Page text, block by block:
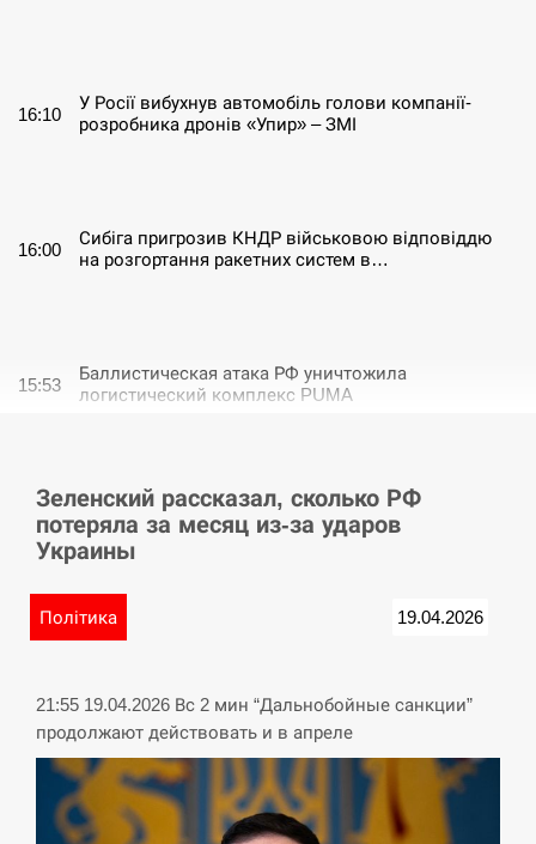
16:10
У Росії вибухнув автомобіль голови компанії-
розробника дронів «Упир» – ЗМІ
16:00
Сибіга пригрозив КНДР військовою відповіддю
на розгортання ракетних систем в…
15:53
Баллистическая атака РФ уничтожила
логистический комплекс PUMA
15:40
У Німеччині удар блискавки розділив навпіл
місто в Баварії
Пытки военнообязанного на Закарпатье:
Іспанія попросила партнерів не критикувати
Марокко через міграційну кризу –…
Зеленский рассказал, сколько РФ
потеряла за месяц из-за ударов
Украины
Політика 19.04.2026
21:55 19.04.2026 Вс 2 мин “Дальнобойные санкции”
продолжают действовать и в апреле